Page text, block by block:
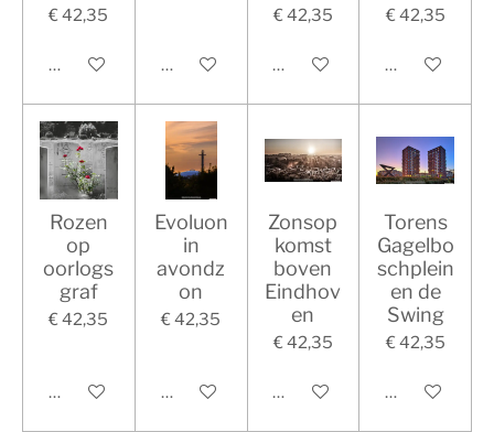
€ 42,35
In winkelwagenIn winkelwagen
€ 42,35
In winkelwagen
€ 42,35
In
Rozen
op
oorlogs
graf
€ 42,35
In winkelwagen
Evoluon
in
avondz
on
€ 42,35
In winkelwagen
Zonsop
komst
boven
Eindhov
en
€ 42,35
In winkelwagen
Torens
Gagelbo
schplein
en de
Swing
€ 42,35
In